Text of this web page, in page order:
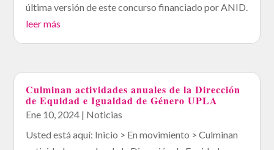
última versión de este concurso financiado por ANID.
leer más
Culminan actividades anuales de la Dirección
de Equidad e Igualdad de Género UPLA
Ene 10, 2024 | Noticias
Usted está aquí: Inicio > En movimiento > Culminan